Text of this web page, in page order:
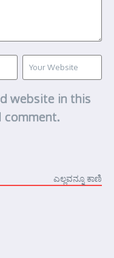
website in this
comment.
ಎಲ್ಲವನ್ನೂ ಕಾಣಿ